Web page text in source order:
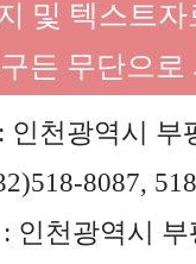
및 텍스트
든 무단으
천광역시 부
8087,
인천광역시